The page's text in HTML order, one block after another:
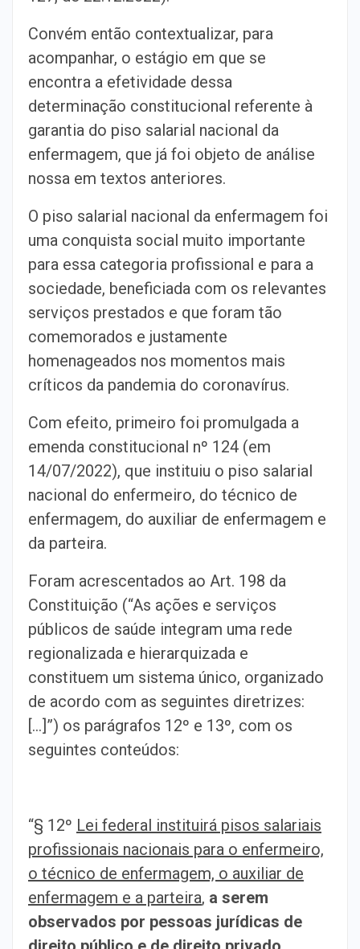
Convém então contextualizar, para
acompanhar, o estágio em que se
encontra a efetividade dessa
determinação constitucional referente à
garantia do piso salarial nacional da
enfermagem, que já foi objeto de análise
nossa em textos anteriores.
O piso salarial nacional da enfermagem foi
uma conquista social muito importante
para essa categoria profissional e para a
sociedade, beneficiada com os relevantes
serviços prestados e que foram tão
comemorados e justamente
homenageados nos momentos mais
críticos da pandemia do coronavírus.
Com efeito, primeiro foi promulgada a
emenda constitucional nº 124 (em
14/07/2022), que instituiu o piso salarial
nacional do enfermeiro, do técnico de
enfermagem, do auxiliar de enfermagem e
da parteira.
Foram acrescentados ao Art. 198 da
Constituição (“As ações e serviços
públicos de saúde integram uma rede
regionalizada e hierarquizada e
constituem um sistema único, organizado
de acordo com as seguintes diretrizes:
[…]”) os parágrafos 12º e 13º, com os
seguintes conteúdos:
“§ 12º Lei federal instituirá pisos salariais
profissionais nacionais para o enfermeiro,
o técnico de enfermagem, o auxiliar de
enfermagem e a parteira, a serem
observados por pessoas jurídicas de